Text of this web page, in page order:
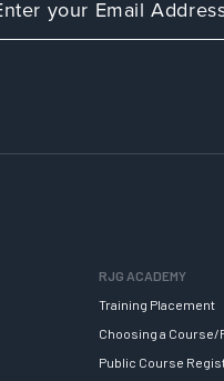
RJG ACADEMY
Training Placement
Choosing a Course/
Public Course